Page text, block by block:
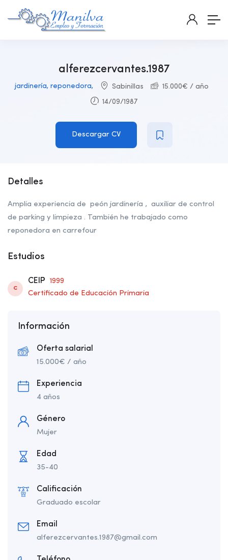
alferezcervantes.1987
jardinería, reponedora, Sabinillas 15.000€ / año
14/09/1987
Descargar CV
Detalles
Amplia experiencia de peón jardinería , auxiliar de control
de parking y limpieza . También he trabajado como
reponedora en carrefour
Estudios
C
CEIP 1999
Certificado de Educación Primaria
Información
Oferta salarial
15.000€ / año
Experiencia
4 años
Género
Mujer
Edad
35-40
Calificación
Graduado escolar
Email
alferezcervantes.1987@gmail.com